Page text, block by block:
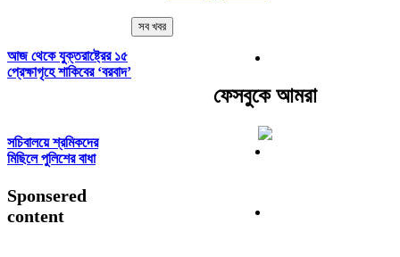
আজ থেকে যুক্তরাষ্ট্রের ১৫
প্রেক্ষাগৃহে শাকিবের ‘বরবাদ’
সচিবালয়ে শ্রমিকদের
মিছিলে পুলিশের বাধা
Sponsered
content
সব খবর
ফেসবুকে আমরা